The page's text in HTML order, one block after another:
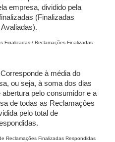
empresa, dividido pela
(Finalizadas
Finalizadas / Reclamações Finalizadas
à média do
ou seja, à soma dos dias
pelo consumidor e a
de todas as Reclamações
pelo total de
Reclamações Finalizadas Respondidas